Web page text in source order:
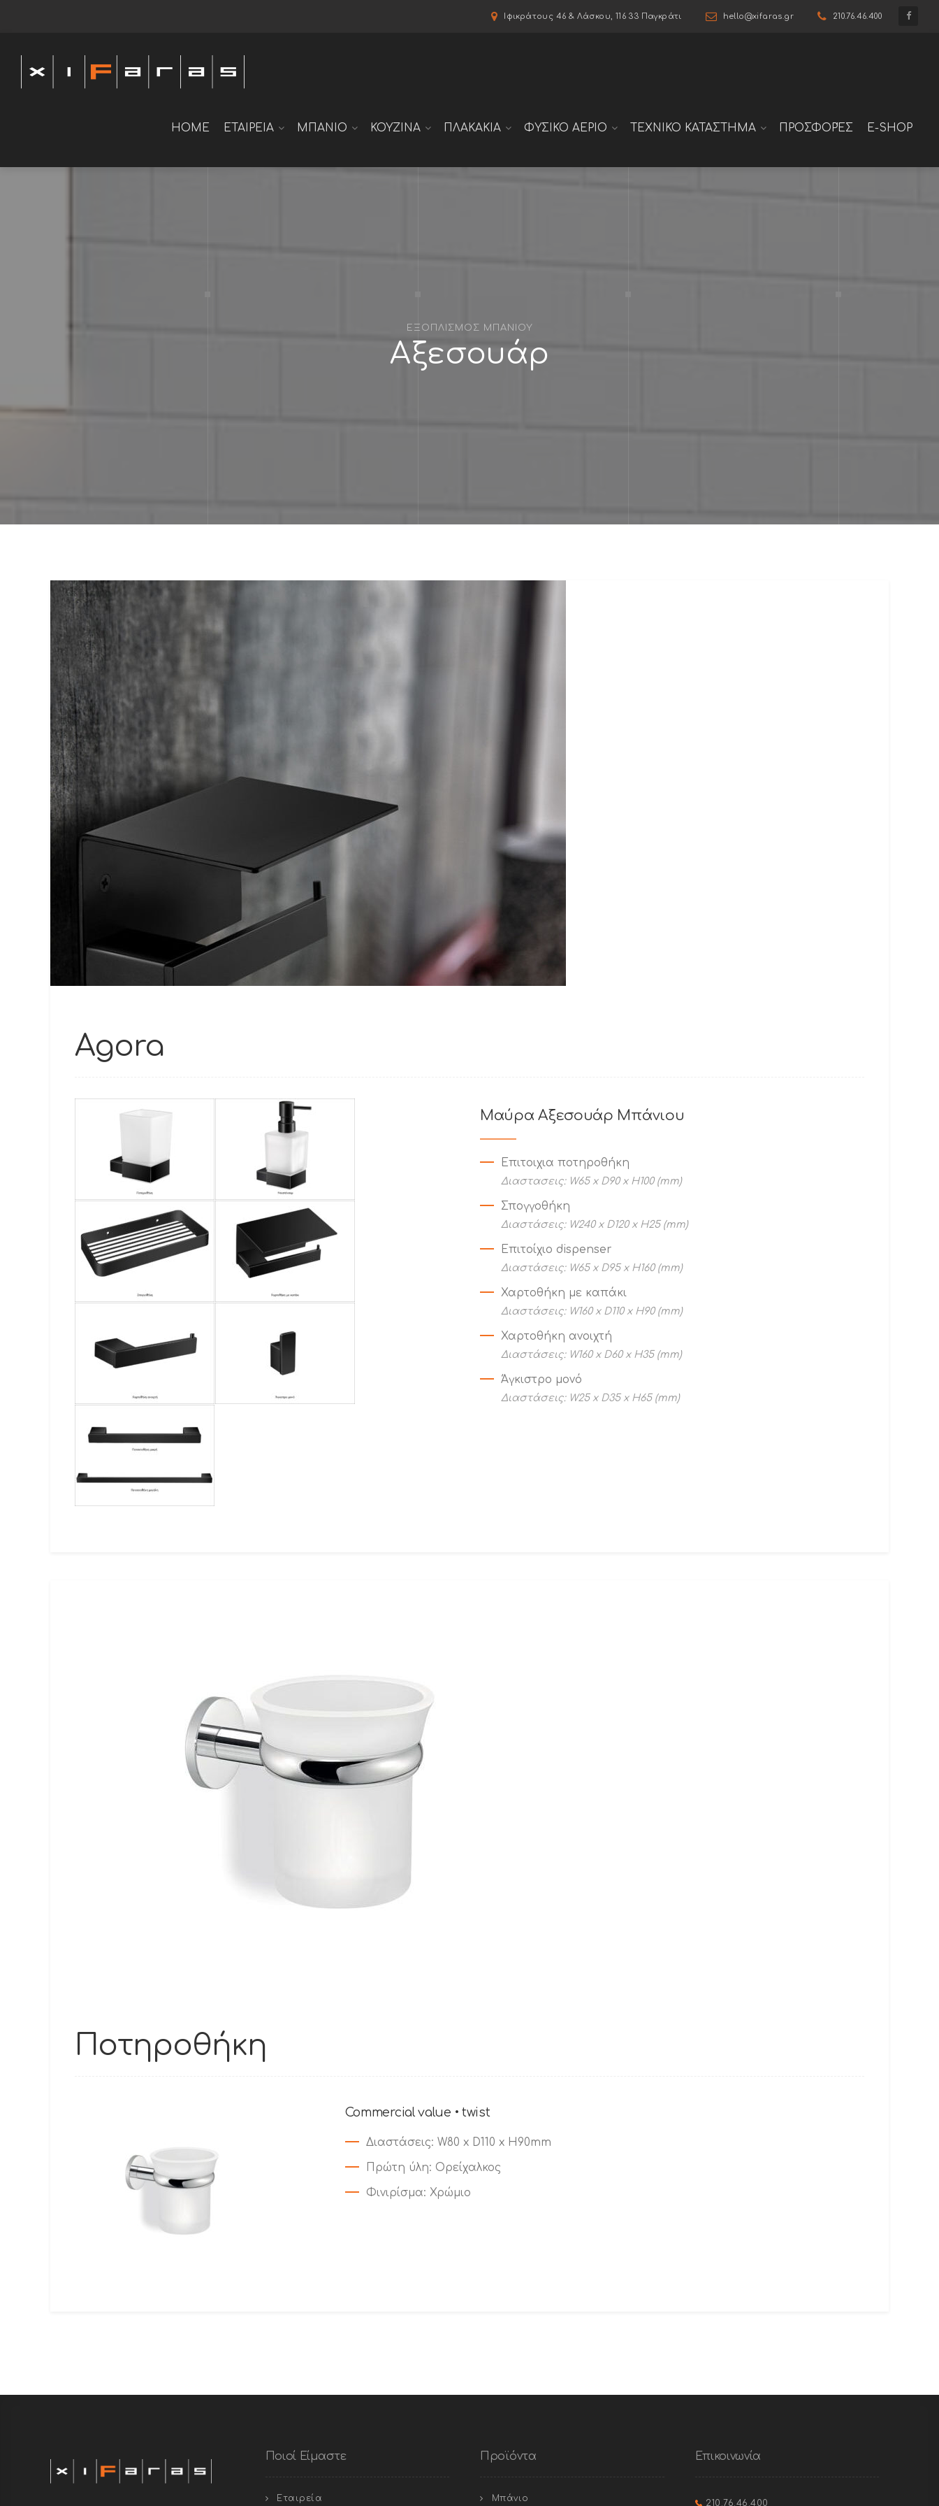
Ιφικράτους 46 & Λάσκου, 116 33 Παγκράτι hello@xifaras.gr 210.76.46.400
HOME ΕΤΑΙΡΕΙΑ ΜΠΑΝΙΟ ΚΟΥΖΙΝΑ ΠΛΑΚΑΚΙΑ ΦΥΣΙΚΟ ΑΕΡΙΟ ΤΕΧΝΙΚΟ ΚΑΤΑΣΤΗΜΑ ΠΡΟΣΦΟΡΈΣ E-SHOP
ΕΞΟΠΛΙΣΜΟΣ ΜΠΑΝΙΟΥ
Αξεσουάρ
Agora
Μαύρα Αξεσουάρ Μπάνιου
Επιτοιχια ποτηροθήκη
Διαστασεις: W65 x D90 x H100 (mm)
Σπογγοθήκη
Διαστάσεις: W240 x D120 x H25 (mm)
Επιτοίχιο dispenser
Διαστάσεις: W65 x D95 x H160 (mm)
Χαρτοθήκη με καπάκι
Διαστάσεις: W160 x D110 x H90 (mm)
Χαρτοθήκη ανοιχτή
Διαστάσεις: W160 x D60 x H35 (mm)
Άγκιστρο μονό
Διαστάσεις: W25 x D35 x H65 (mm)
Ποτηροθήκη
Commercial value • twist
Διαστάσεις: W80 x D110 x H90mm
Πρώτη ύλη: Ορείχαλκος
Φινιρίσμα: Χρώμιο
Ποιοί Είμαστε
Εταιρεία
Προϊόντα
Μπάνιο
Επικοινωνία
210.76.46.400